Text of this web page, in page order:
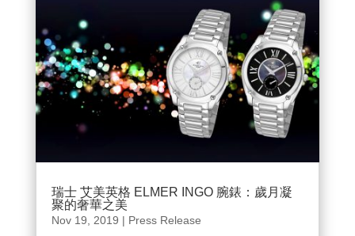
瑞士 艾美英格 ELMER INGO 腕錶：歲月凝
聚的奢華之美
Nov 19, 2019 | Press Release